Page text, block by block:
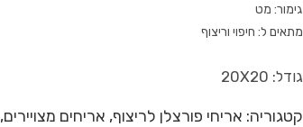
גימור: מט
מתאים ל: חיפוי וריצוף
גודל: 20X20
קטגוריה: אריחי פורצלן לריצוף, אריחים מצויירים,